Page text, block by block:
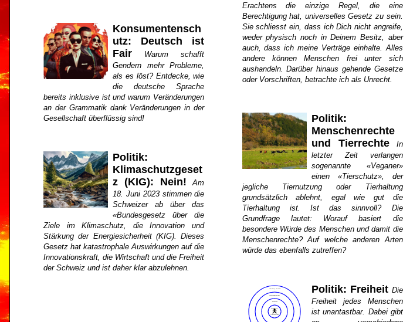
Konsumentensch
utz: Deutsch ist
Fair
Warum schafft
Gendern mehr Probleme,
als es löst? Entdecke, wie
die deutsche Sprache
bereits inklusive ist und warum Veränderungen
an der Grammatik dank Veränderungen in der
Gesellschaft überflüssig sind!
Politik:
Klimaschutzgeset
z (KIG): Nein!
Am
18. Juni 2023 stimmen die
Schweizer ab über das
«Bundesgesetz über die
Ziele im Klimaschutz, die Innovation und
Stärkung der Energiesicherheit (KIG). Dieses
Gesetz hat katastrophale Auswirkungen auf die
Innovationskraft, die Wirtschaft und die Freiheit
der Schweiz und ist daher klar abzulehnen.
Erachtens die einzige Regel, die eine
Berechtigung hat, universelles Gesetz zu sein.
Sie schliesst ein, dass ich Dich nicht angreife,
weder physisch noch in Deinem Besitz, aber
auch, dass ich meine Verträge einhalte. Alles
andere können Menschen frei unter sich
aushandeln. Darüber hinaus gehende Gesetze
oder Vorschriften, betrachte ich als Unrecht.
Politik:
Menschenrechte
und Tierrechte
In
letzter Zeit verlangen
sogenannte «Veganer»
einen «Tierschutz», der
jegliche Tiernutzung oder Tierhaltung
grundsätzlich ablehnt, egal wie gut die
Tierhaltung ist. Ist das sinnvoll? Die
Grundfrage lautet: Worauf basiert die
besondere Würde des Menschen und damit die
Menschenrechte? Auf welche anderen Arten
würde das ebenfalls zutreffen?
Politik: Freiheit Die
Freiheit jedes Menschen
ist unantastbar. Dabei gibt